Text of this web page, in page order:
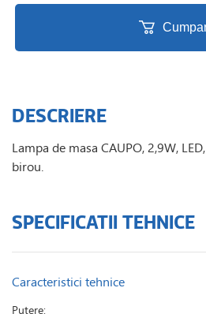
DESCRIERE
Lampa de masa CAUPO, 2,9W,
birou.
SPECIFICATII TEHNICE
Caracteristici tehnice
Putere: